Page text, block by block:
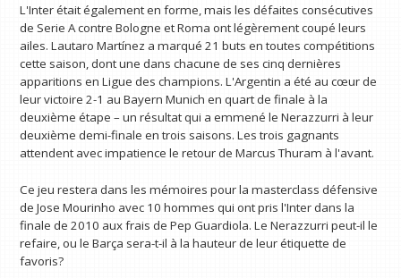
L'Inter était également en forme, mais les défaites consécutives
de Serie A contre Bologne et Roma ont légèrement coupé leurs
ailes. Lautaro Martínez a marqué 21 buts en toutes compétitions
cette saison, dont une dans chacune de ses cinq dernières
apparitions en Ligue des champions. L'Argentin a été au cœur de
leur victoire 2-1 au Bayern Munich en quart de finale à la
deuxième étape – un résultat qui a emmené le Nerazzurri à leur
deuxième demi-finale en trois saisons. Les trois gagnants
attendent avec impatience le retour de Marcus Thuram à l'avant.
Ce jeu restera dans les mémoires pour la masterclass défensive
de Jose Mourinho avec 10 hommes qui ont pris l'Inter dans la
finale de 2010 aux frais de Pep Guardiola. Le Nerazzurri peut-il le
refaire, ou le Barça sera-t-il à la hauteur de leur étiquette de
favoris?